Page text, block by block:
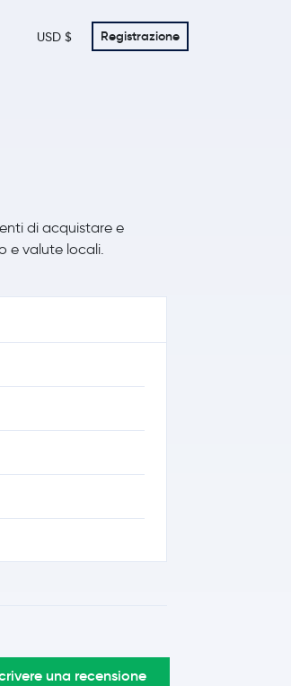
USD $ Registrazione
di acquistare e
e valute locali.
una recensione